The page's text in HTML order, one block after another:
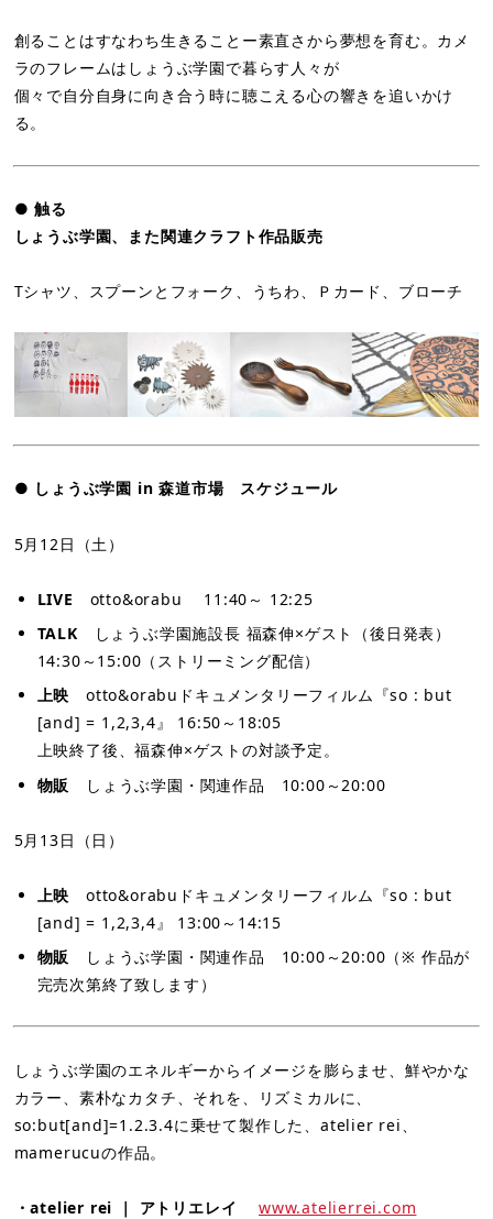
創ることはすなわち生きることー素直さから夢想を育む。カメ
ラのフレームはしょうぶ学園で暮らす人々が
個々で自分自身に向き合う時に聴こえる心の響きを追いかけ
る。
● 触る
しょうぶ学園、また関連クラフト作品販売
Tシャツ、スプーンとフォーク、うちわ、Ｐカード、ブローチ
● しょうぶ学園 in 森道市場 スケジュール
5月12日（土）
LIVE otto&orabu 11:40～ 12:25
TALK
しょうぶ学園施設長 福森伸×ゲスト（後日発表）
14:30～15:00（ストリーミング配信）
上映 otto&orabuドキュメンタリーフィルム『so : but
[and] = 1,2,3,4』 16:50～18:05
上映終了後、福森伸×ゲストの対談予定。
物販
しょうぶ学園・関連作品 10:00～20:00
5月13日（日）
上映 otto&orabuドキュメンタリーフィルム『so : but
[and] = 1,2,3,4』 13:00～14:15
物販
しょうぶ学園・関連作品 10:00～20:00（※ 作品が
完売次第終了致します）
しょうぶ学園のエネルギーからイメージを膨らませ、鮮やかな
カラー、素朴なカタチ、それを、リズミカルに、
so:but[and]=1.2.3.4に乗せて製作した、atelier rei、
mamerucuの作品。
・atelier rei ｜ アトリエレイ
www.atelierrei.com